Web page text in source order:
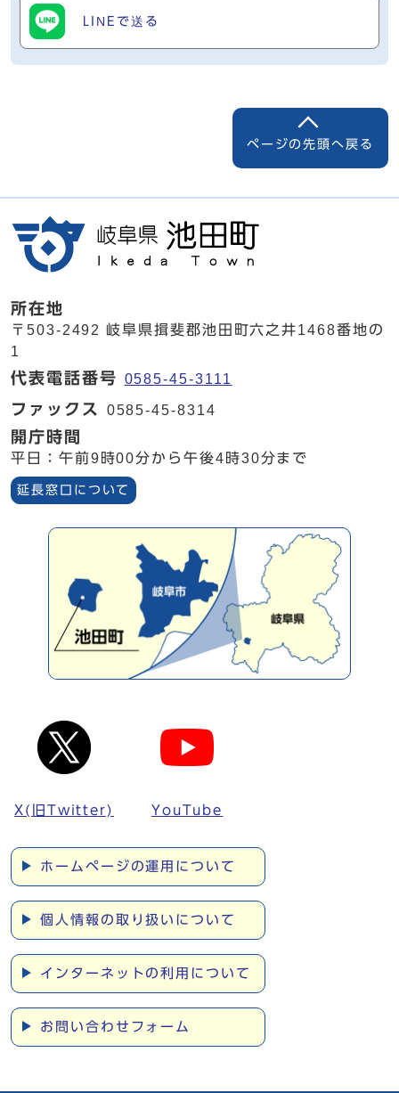
LINEで送る
ページの先頭へ戻る
所在地
〒503-2492 岐阜県揖斐郡池田町六之井1468番地の
1
代表電話番号 0585-45-3111
ファックス 0585-45-8314
開庁時間
平日：午前9時00分から午後4時30分まで
延長窓口について
X(旧Twitter) YouTube
ホームページの運用について
個人情報の取り扱いについて
インターネットの利用について
お問い合わせフォーム